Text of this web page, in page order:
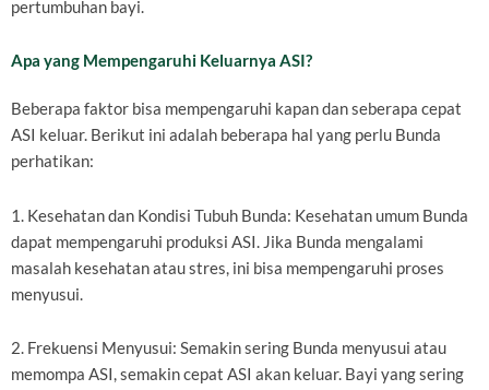
pertumbuhan bayi.
Apa yang Mempengaruhi Keluarnya ASI?
Beberapa faktor bisa mempengaruhi kapan dan seberapa cepat
ASI keluar. Berikut ini adalah beberapa hal yang perlu Bunda
perhatikan:
1. Kesehatan dan Kondisi Tubuh Bunda: Kesehatan umum Bunda
dapat mempengaruhi produksi ASI. Jika Bunda mengalami
masalah kesehatan atau stres, ini bisa mempengaruhi proses
menyusui.
2. Frekuensi Menyusui: Semakin sering Bunda menyusui atau
memompa ASI, semakin cepat ASI akan keluar. Bayi yang sering